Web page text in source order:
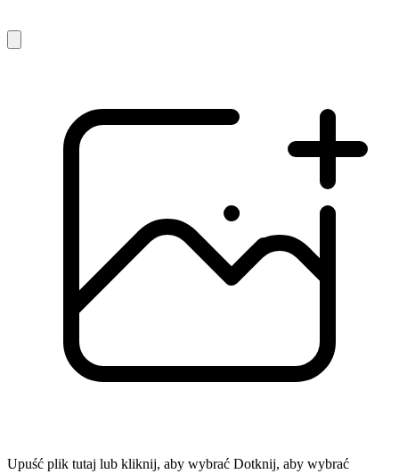
Upuść plik tutaj lub kliknij, aby wybrać Dotknij, aby wybrać